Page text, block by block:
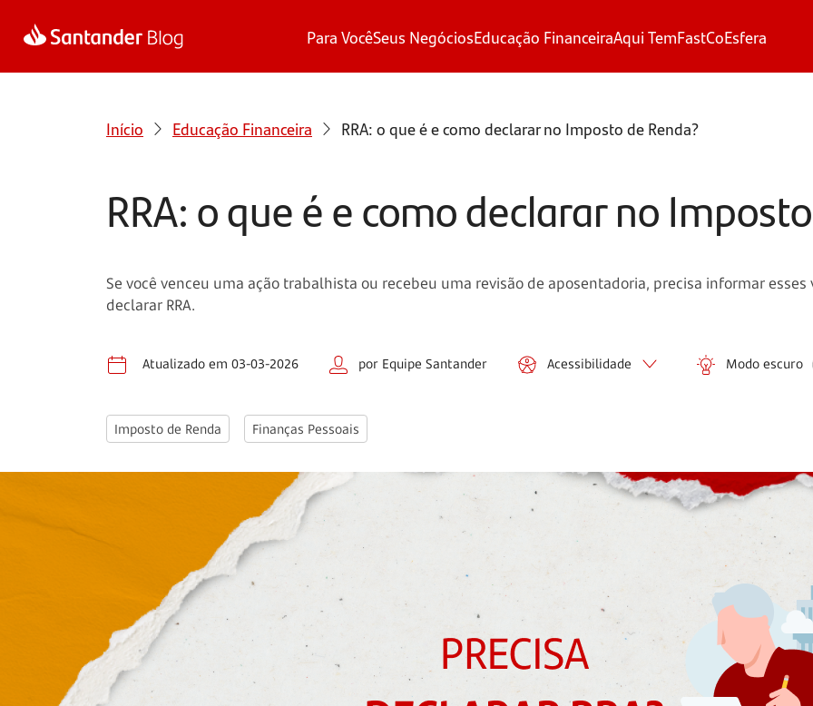
Para VocêSeus NegóciosEducação FinanceiraAqui TemFastCoEsfera
Início Educação Financeira RRA: o que é e como declarar no Imposto de Renda?
RRA: o que é e como declarar no
Se você venceu uma ação trabalhista ou recebeu uma revisão de aposentadoria, precisa informar esses
declarar RRA.
Atualizado em 03-03-2026 por Equipe Santander Acessibilidade Modo escuro
Imposto de Renda Finanças Pessoais